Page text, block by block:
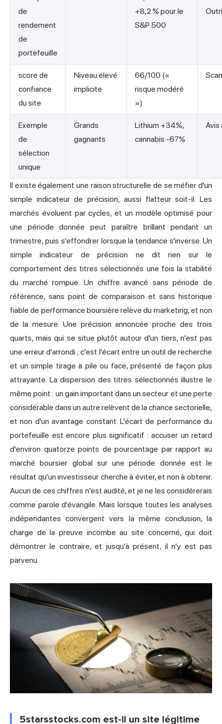
de
rendement
de
portefeuille
+8,2 % pour le
S&P 500
score de
confiance
du site
Niveau élevé
implicite
66/100 («
risque modéré
»)
Exemple
de
sélection
unique
Grands
gagnants
Lithium +34%,
cannabis -67%
Avis
Il existe également une raison structurelle de se méfier d'un
simple indicateur de précision, aussi flatteur soit-il. Les
marchés évoluent par cycles, et un modèle optimisé pour
une période donnée peut paraître brillant pendant un
trimestre, puis s'effondrer lorsque la tendance s'inverse. Un
simple indicateur de précision ne dit rien sur le
comportement des titres sélectionnés une fois la stabilité
du marché rompue. Un chiffre avancé sans période de
référence, sans point de comparaison et sans historique
fiable de performance boursière relève du marketing, et non
de la mesure. Une précision annoncée proche des trois
quarts, mais qui se situe plutôt autour d'un tiers, n'est pas
une erreur d'arrondi ; c'est l'écart entre un outil de recherche
et un simple tirage à pile ou face, présenté de façon plus
attrayante. La dispersion des titres sélectionnés illustre le
même point : un gain important dans un secteur et une perte
considérable dans un autre relèvent de la chance sectorielle,
et non d'un avantage constant. L'écart de performance du
portefeuille est encore plus significatif : accuser un retard
d'environ quatorze points de pourcentage par rapport au
marché boursier global sur une période donnée est le
résultat qu'un investisseur cherche à éviter, et non à obtenir.
Aucun de ces chiffres n'est audité, et je ne les considérerais
comme parole d'évangile. Mais lorsque toutes les analyses
indépendantes convergent vers la même conclusion, la
charge de la preuve incombe au site concerné, qui doit
démontrer le contraire, et jusqu'à présent, il n'y est pas
parvenu.
5starsstocks.com est-il un site légitime